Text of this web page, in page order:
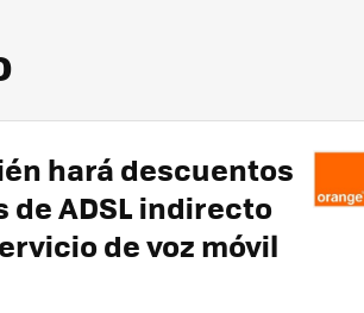
hará descuentos
de ADSL indirecto
de voz móvil